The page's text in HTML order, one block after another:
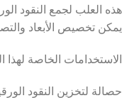
هذه العلب لجمع النقود
يمكن تخصيص الأبعاد
الاستخدامات الخاصة لهذا
حصالة لتخزين النقود